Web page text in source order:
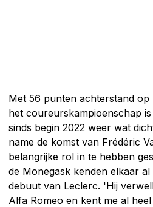
Met 56 punten achterstand op
het coureurskampioenschap
sinds begin 2022 weer wat
name de komst van Frédéric
belangrijke rol in te hebben
de Monegask kenden elkaar
debuut van Leclerc. 'Hij
Alfa Romeo en kent me al